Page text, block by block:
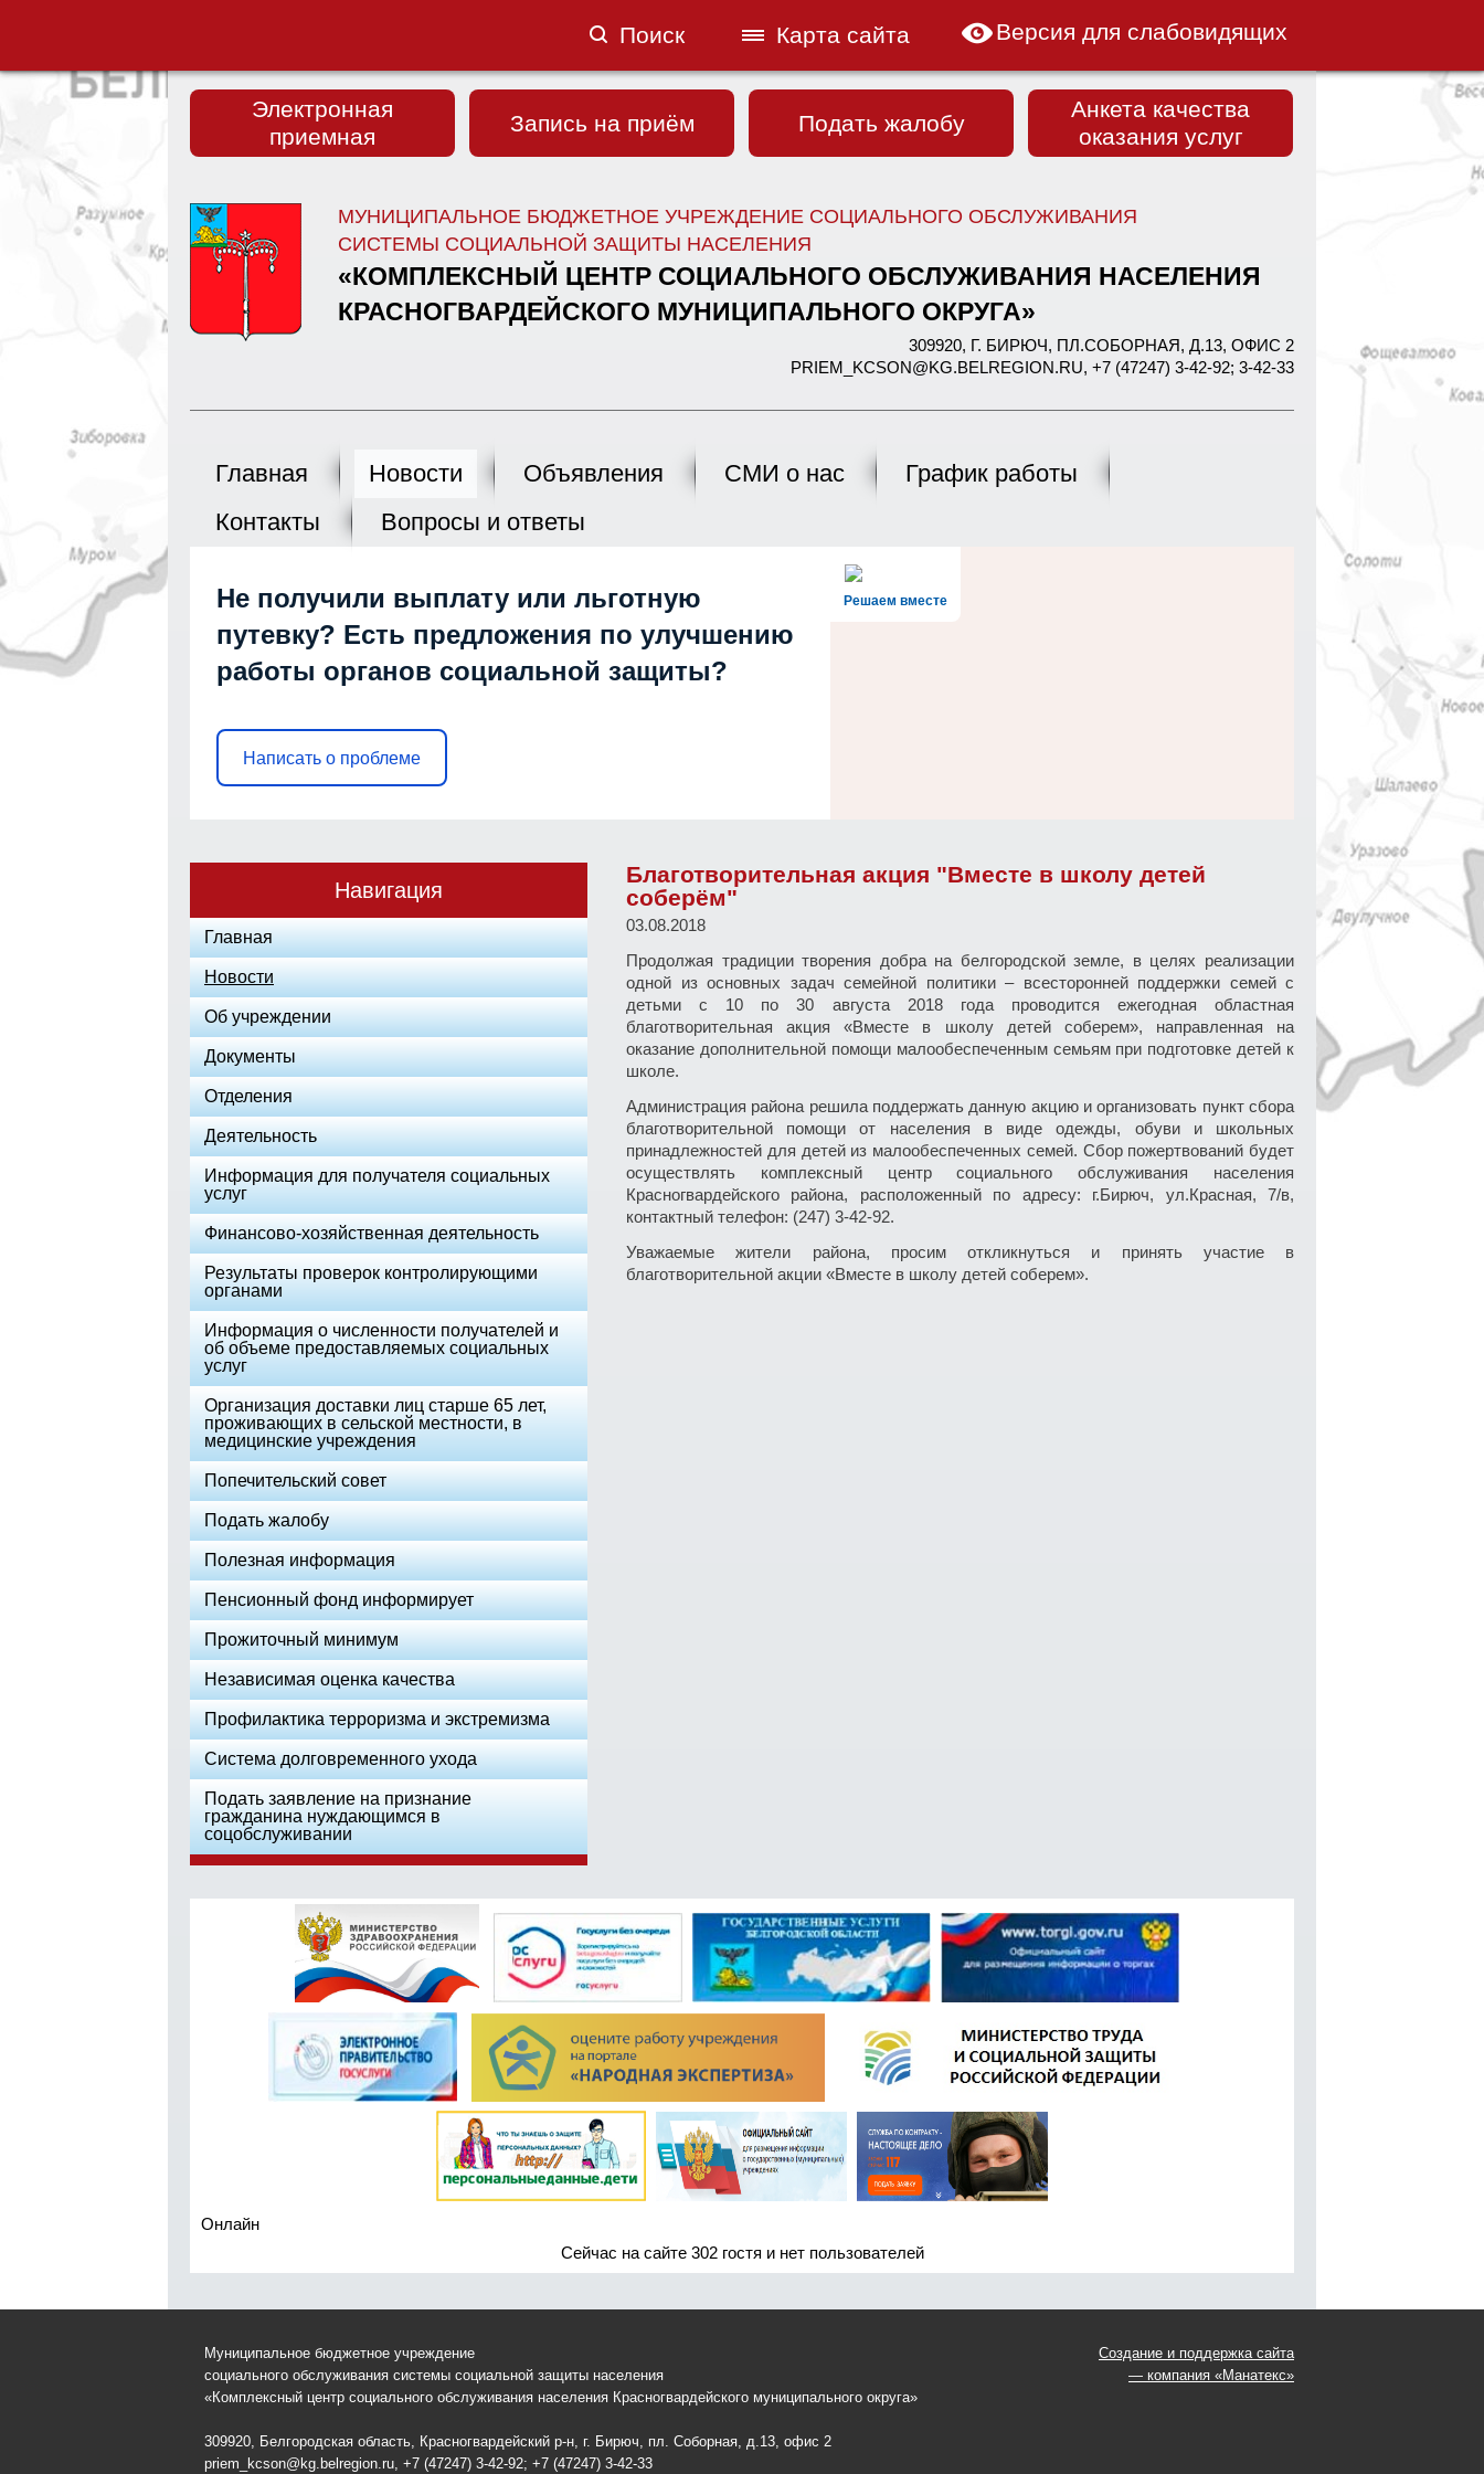
Версия для слабовидящих
Карта сайта
Поиск
Электронная
приемная
Запись на приём Подать жалобу
Анкета качества
оказания услуг
МУНИЦИПАЛЬНОЕ БЮДЖЕТНОЕ УЧРЕЖДЕНИЕ СОЦИАЛЬНОГО ОБСЛУЖИВАНИЯ
СИСТЕМЫ СОЦИАЛЬНОЙ ЗАЩИТЫ НАСЕЛЕНИЯ
«КОМПЛЕКСНЫЙ ЦЕНТР СОЦИАЛЬНОГО ОБСЛУЖИВАНИЯ НАСЕЛЕНИЯ
КРАСНОГВАРДЕЙСКОГО МУНИЦИПАЛЬНОГО ОКРУГА»
309920, Г. БИРЮЧ, ПЛ.СОБОРНАЯ, Д.13, ОФИС 2
PRIEM_KCSON@KG.BELREGION.RU, +7 (47247) 3-42-92; 3-42-33
Главная Новости Объявления СМИ о нас
График работы
Контакты
Вопросы и ответы
Решаем вместе
Не получили выплату или льготную
путевку? Есть предложения по улучшению
работы органов социальной защиты?
Написать о проблеме
Навигация
Главная
Новости
Об учреждении
Документы
Отделения
Деятельность
Информация для получателя социальных
услуг
Финансово-хозяйственная деятельность
Результаты проверок контролирующими
органами
Информация о численности получателей и
об объеме предоставляемых социальных
услуг
Организация доставки лиц старше 65 лет,
проживающих в сельской местности, в
медицинские учреждения
Попечительский совет
Подать жалобу
Полезная информация
Пенсионный фонд информирует
Прожиточный минимум
Независимая оценка качества
Профилактика терроризма и экстремизма
Система долговременного ухода
Подать заявление на признание
гражданина нуждающимся в
соцобслуживании
Благотворительная акция "Вместе в школу детей
соберём"
03.08.2018
Продолжая традиции творения добра на белгородской земле, в целях реализации
одной из основных задач семейной политики – всесторонней поддержки семей с
детьми с 10 по 30 августа 2018 года проводится ежегодная областная
благотворительная акция «Вместе в школу детей соберем», направленная на
оказание дополнительной помощи малообеспеченным семьям при подготовке детей к
школе.
Администрация района решила поддержать данную акцию и организовать пункт сбора
благотворительной помощи от населения в виде одежды, обуви и школьных
принадлежностей для детей из малообеспеченных семей. Сбор пожертвований будет
осуществлять комплексный центр социального обслуживания населения
Красногвардейского района, расположенный по адресу: г.Бирюч, ул.Красная, 7/в,
контактный телефон: (247) 3-42-92.
Уважаемые жители района, просим откликнуться и принять участие в
благотворительной акции «Вместе в школу детей соберем».
Онлайн
Сейчас на сайте 302 гостя и нет пользователей
Муниципальное бюджетное учреждение
социального обслуживания системы социальной защиты населения
«Комплексный центр социального обслуживания населения Красногвардейского муниципального округа»
309920, Белгородская область, Красногвардейский р-н, г. Бирюч, пл. Соборная, д.13, офис 2
priem_kcson@kg.belregion.ru, +7 (47247) 3-42-92; +7 (47247) 3-42-33
Создание и поддержка сайта
— компания «Манатекс»